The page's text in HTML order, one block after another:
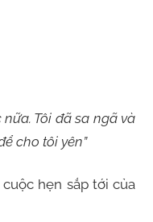
Tôi đã sa ngã và
cho tôi yên”
hẹn sắp tới của